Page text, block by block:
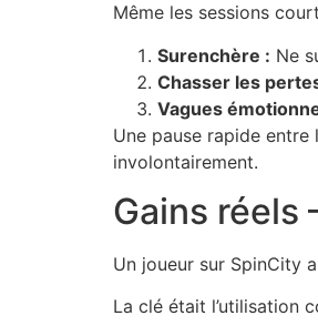
Même les sessions
Surenchère : Ne
Chasser les
Vagues
Une pause rapide
involontairement.
Gains réels
Un joueur sur SpinCity
La clé était l’utilisation